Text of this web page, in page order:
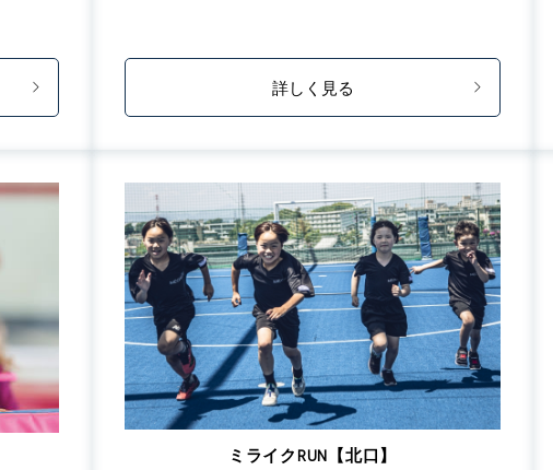
詳しく見る
ミライクRUN【北口】